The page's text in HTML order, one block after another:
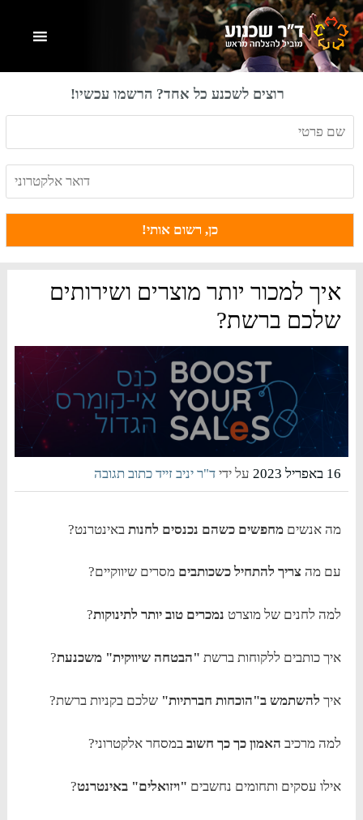
Skip
to
main
Skip
to
primary
Skip
to
footer
רוצים לשכנע כל אחד? הרשמו עכשיו!
איך למכור יותר מוצרים ושירותים
שלכם ברשת?
16 באפריל 2023 על ידיד"ר יניב זייד כתוב תגובה
מה אנשיםמחפשים כשהם נכנסים לחנות באינטרנט?
עם מהצריך להתחיל כשכותבים מסרים שיווקיים?
למה לחנים של מוצרט נמכרים טוב יותר לתינוקות?
איך כותבים ללקוחות ברשת "הבטחה שיווקית" משכנעת?
איך להשתמש ב"הוכחות חברתיות" שלכם בקניות ברשת?
למה מרכיב האמון כך כך חשוב במסחר אלקטרוני?
אילו עסקים ותחומים נחשבים "ויזואלים" באינטרנט?